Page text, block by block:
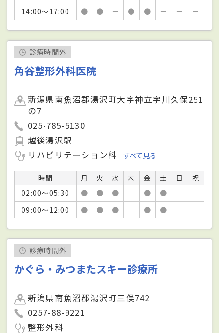
14:00～17:00
● ● － ● ● － － －
診療時間外
角谷整形外科医院
新潟県南魚沼郡湯沢町大字神立字川久保251
の7
025-785-5130
越後湯沢駅
リハビリテーション科
すべて見る
時間 月 火 水 木 金 土 日
祝
02:00～05:30
● ● ● － ● ● －
－
09:00～12:00
● ● ● － ● ● － －
診療時間外
かぐら・みつまたスキー診療所
新潟県南魚沼郡湯沢町三俣742
0257-88-9221
整形外科